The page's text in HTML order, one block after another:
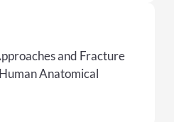
and Fracture
Anatomical